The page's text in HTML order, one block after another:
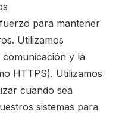
para mantener
Utilizamos
y la
HTTPS). Utilizamos
cuando sea
sistemas para